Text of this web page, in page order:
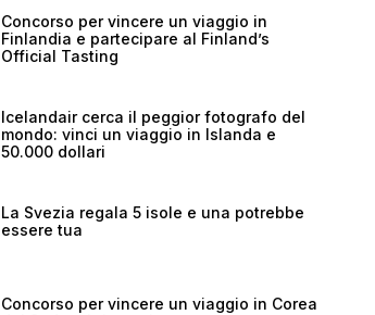
Concorso per vincere un viaggio in
Finlandia e partecipare al Finland’s
Official Tasting
Icelandair cerca il peggior fotografo del
mondo: vinci un viaggio in Islanda e
50.000 dollari
La Svezia regala 5 isole e una potrebbe
essere tua
Concorso per vincere un viaggio in Corea